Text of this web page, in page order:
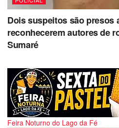
Dois suspeitos são presos
reconhecerem autores de
Sumaré
Feira Noturno do Lago da Fé